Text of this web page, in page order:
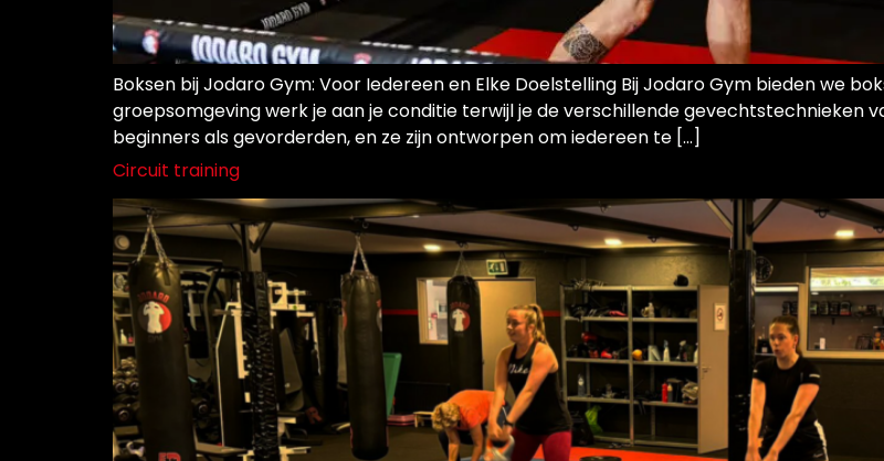
Boksen bij Jodaro Gym: Voor Iedereen en Elke Doelstelling Bij Jodaro Gym bieden we
groepsomgeving werk je aan je conditie terwijl je de verschillende gevechtstechnieken
beginners als gevorderden, en ze zijn ontworpen om iedereen te […]
Circuit training